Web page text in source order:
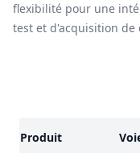
flexibilité pour une
test et d'acquisition de
Produit